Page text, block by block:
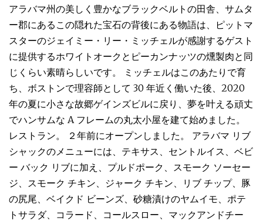
アラバマ州の美しく豊かなブラックベルトの田舎、サムタ
ー郡にあるこの隠れた宝石の背後にある物語は、ピットマ
スターのジェイミー・リー・ミッチェルが感謝するゲスト
に提供するホワイトオークとピーカンナッツの燻製肉と同
じくらい素晴らしいです。 ミッチェルはこのあたりで育
ち、ボストンで理容師として 30 年近く働いた後、2020
年の夏に小さな故郷ゲインズビルに戻り、夢を叶える頑丈
でハンサムな A フレームの丸太小屋を建て始めました。
レストラン。 ２年前にオープンしました。 アラバマ リブ
シャックのメニューには、テキサス、セントルイス、ベビ
ー バック リブに加え、プルドポーク、スモーク ソーセー
ジ、スモーク チキン、ジャーク チキン、リブ チップ、豚
の尻尾、ベイクド ビーンズ、砂糖漬けのヤムイモ、ポテ
トサラダ、コラード、コールスロー、マックアンドチー